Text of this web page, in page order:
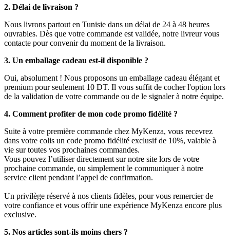
2. Délai de livraison ?
Nous livrons partout en Tunisie dans un délai de 24 à 48 heures
ouvrables. Dès que votre commande est validée, notre livreur vous
contacte pour convenir du moment de la livraison.
3. Un emballage cadeau est-il disponible ?
Oui, absolument ! Nous proposons un emballage cadeau élégant et
premium pour seulement 10 DT. Il vous suffit de cocher l'option lors
de la validation de votre commande ou de le signaler à notre équipe.
4. Comment profiter de mon code promo fidélité ?
Suite à votre première commande chez MyKenza, vous recevrez
dans votre colis un code promo fidélité exclusif de 10%, valable à
vie sur toutes vos prochaines commandes.
Vous pouvez l’utiliser directement sur notre site lors de votre
prochaine commande, ou simplement le communiquer à notre
service client pendant l’appel de confirmation.
Un privilège réservé à nos clients fidèles, pour vous remercier de
votre confiance et vous offrir une expérience MyKenza encore plus
exclusive.
5. Nos articles sont-ils moins chers ?